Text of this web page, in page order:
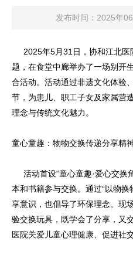
发布时间：2025年
2025年5月31日，协和江北医
题，在食堂中廊举办了一场别开
合活动。活动通过非遗文化体验
节，为患儿、职工子女及家属营
理念与传统文化魅力。
童心童趣：物物交换传递分享精
活动首设“童心童趣·爱心交换
本和书籍参与交换。通过“以物
享意识，也倡导了环保理念。现
验交换玩具，既学会了分享，又
医院关爱儿童心理健康、促进社